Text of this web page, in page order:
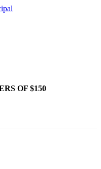
OF $150